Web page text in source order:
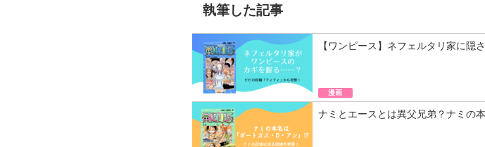
執筆した記事
【ワンピース】ネフェルタリ家に隠
漫画
ナミとエースとは異父兄弟？ナミの